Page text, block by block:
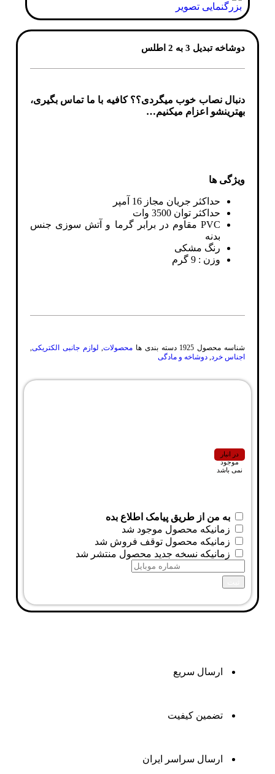
بزرگنمایی تصویر
دوشاخه تبدیل 3 به 2 اطلس
دنبال نصاب خوب میگردی؟؟ کافیه با ما تماس بگیری،
بهترینشو اعزام میکنیم…
ویژگی ها
حداکثر جریان مجاز 16 آمپر
حداکثر توان 3500 وات
PVC مقاوم در برابر گرما و آتش سوزی جنس
بدنه
رنگ مشکی
وزن : 9 گرم
شناسه محصول 1925 دسته بندی ها محصولات, لوازم جانبی الکتریکی,
اجناس خرد, دوشاخه و مادگی
در انبار
موجود
نمی باشد
به من از طریق پیامک اطلاع بده
زمانیکه محصول موجود شد
زمانیکه محصول توقف فروش شد
زمانیکه نسخه جدید محصول منتشر شد
ارسال سریع
تضمین کیفیت
ارسال سراسر ایران